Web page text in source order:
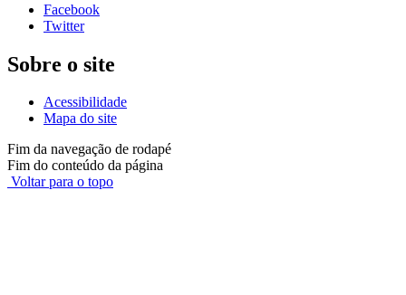
Facebook
Twitter
Sobre o site
Acessibilidade
Mapa do site
Fim da navegação de rodapé
Fim do conteúdo da página
Voltar para o topo